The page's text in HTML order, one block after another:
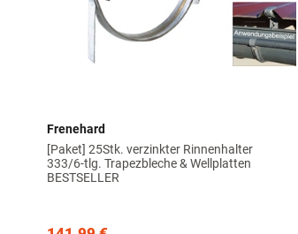
Frenehard
[Paket] 25Stk. verzinkter Rinnenhalter
333/6-tlg. Trapezbleche & Wellplatten
BESTSELLER